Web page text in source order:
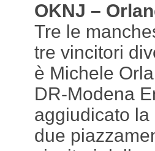
OKNJ –
Tre le
tre vincitori
è Michele
DR-Modena
aggiudicato
due